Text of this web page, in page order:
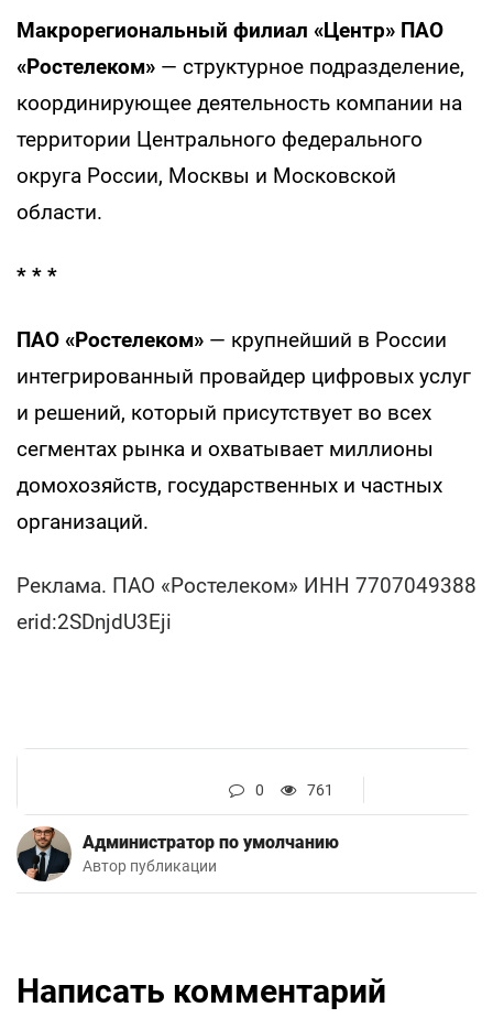
Макрорегиональный филиал «Центр» ПАО
«Ростелеком» — структурное подразделение,
координирующее деятельность компании на
территории Центрального федерального
округа России, Москвы и Московской
области.
* * *
ПАО «Ростелеком» — крупнейший в России
интегрированный провайдер цифровых услуг
и решений, который присутствует во всех
сегментах рынка и охватывает миллионы
домохозяйств, государственных и частных
организаций.
Реклама. ПАО «Ростелеком» ИНН 7707049388
erid:2SDnjdU3Eji
0 761
Администратор по умолчанию
Автор публикации
Написать комментарий